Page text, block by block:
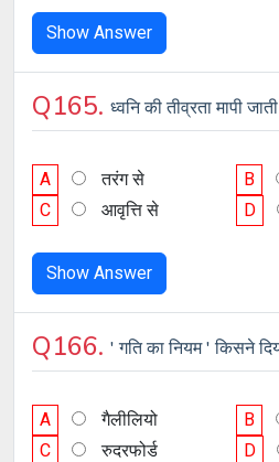
Show Answer
Q165. ध्वनि की तीव्रता मापी
A तरंग से B
C
आवृत्ति से D
Show Answer
Q166. ' गति का नियम ' किसने
A गैलीलियो B
C
रुदरफोर्ड D